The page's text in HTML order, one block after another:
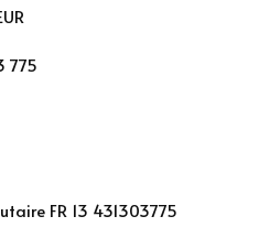
775
FR 13 431303775